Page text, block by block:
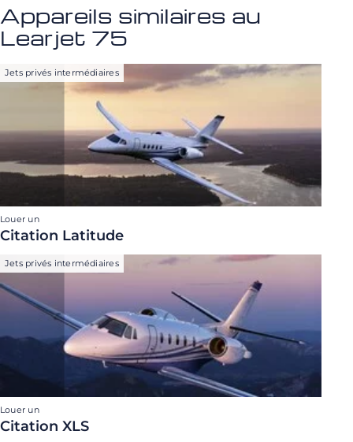
Appareils similaires au
Learjet 75
Jets privés intermédiaires
Louer un
Citation Latitude
Jets privés intermédiaires
Louer un
Citation XLS